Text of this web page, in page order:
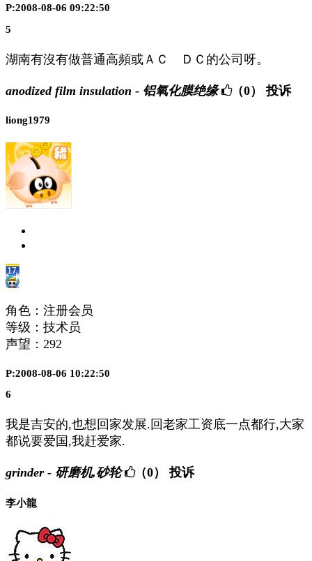
P:2008-08-06 09:22:50
5
湖南有沒有做普通高頻或ＡＣ ＤＣ的公司呀。
anodized film insulation - 铝氧化膜绝缘 （0） 投诉
liong1979
角色：注册会员
等级：技术员
声望： 292
P:2008-08-06 10:22:50
6
我是吉安的,也想回家发展.回老家工资底一点都行,大家
都说要爱国,我赶爱家.
grinder - 研磨机,砂轮 （0） 投诉
李小龍